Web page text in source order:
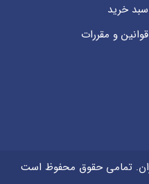
سبد خرید
قوانین و مقررات